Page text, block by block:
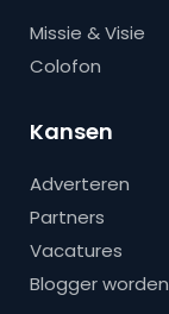
Missie & Visie
Colofon
Kansen
Adverteren
Partners
Vacatures
Blogger worden